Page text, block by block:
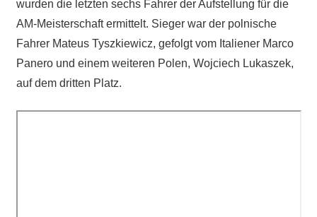
wurden die letzten sechs Fahrer der Aufstellung für die
AM-Meisterschaft ermittelt. Sieger war der polnische
Fahrer Mateus Tyszkiewicz, gefolgt vom Italiener Marco
Panero und einem weiteren Polen, Wojciech Lukaszek,
auf dem dritten Platz.